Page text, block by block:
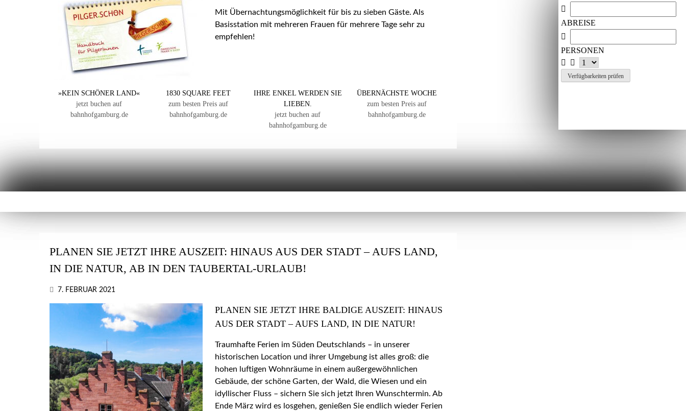
Mit Übernachtungsmöglichkeit für bis zu sieben Gäste. Als
Basisstation mit mehreren Frauen für mehrere Tage sehr zu
empfehlen!
»KEIN SCHÖNER LAND«
jetzt buchen auf
bahnhofgamburg.de
1830 SQUARE FEET
zum besten Preis auf
bahnhofgamburg.de
IHRE ENKEL WERDEN SIE
LIEBEN.
jetzt buchen auf
bahnhofgamburg.de
ÜBERNÄCHSTE WOCHE
zum besten Preis auf
bahnhofgamburg.de
PLANEN SIE JETZT IHRE AUSZEIT: HINAUS AUS DER STADT – AUFS LAND,
IN DIE NATUR, AB IN DEN TAUBERTAL-URLAUB!
7. FEBRUAR 2021
PLANEN SIE JETZT IHRE BALDIGE AUSZEIT: HINAUS
AUS DER STADT – AUFS LAND, IN DIE NATUR!
Traumhafte Ferien im Süden Deutschlands – in unserer
historischen Location und ihrer Umgebung ist alles groß: die
hohen luftigen Wohnräume in einem außergewöhnlichen
Gebäude, der schöne Garten, der Wald, die Wiesen und ein
idyllischer Fluss – sichern Sie sich jetzt Ihren Wunschtermin. Ab
Ende März wird es losgehen, genießen Sie endlich wieder Ferien
ABREISE
PERSONEN
Verfügbarkeiten prüfen